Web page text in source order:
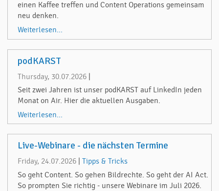
einen Kaffee treffen und Content Operations gemeinsam
neu denken.
Weiterlesen...
podKARST
Thursday, 30.07.2026
Seit zwei Jahren ist unser podKARST auf LinkedIn jeden
Monat on Air. Hier die aktuellen Ausgaben.
Weiterlesen...
Live-Webinare - die nächsten Termine
Friday, 24.07.2026
Tipps & Tricks
So geht Content. So gehen Bildrechte. So geht der AI Act.
So prompten Sie richtig - unsere Webinare im Juli 2026.